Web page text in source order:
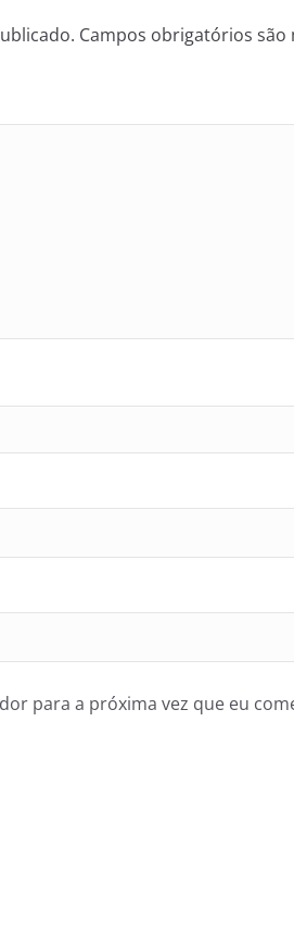
Campos obrigatórios são
para a próxima vez que eu